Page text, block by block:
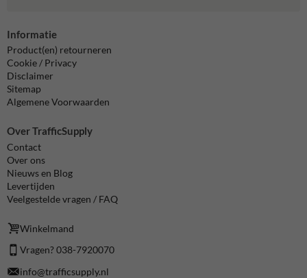
Informatie
Product(en) retourneren
Cookie / Privacy
Disclaimer
Sitemap
Algemene Voorwaarden
Over TrafficSupply
Contact
Over ons
Nieuws en Blog
Levertijden
Veelgestelde vragen / FAQ
Winkelmand
Vragen? 038-7920070
info@trafficsupply.nl